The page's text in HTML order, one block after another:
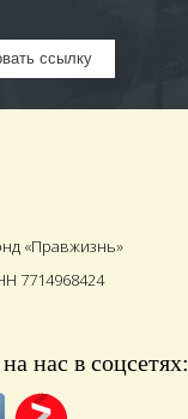
ссылку
«Правжизнь»
7714968424
нас в соцсетях: